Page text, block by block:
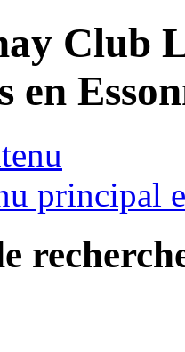
Club
en
principal